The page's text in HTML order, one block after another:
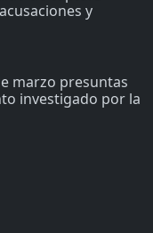
y
marzo presuntas
investigado por la